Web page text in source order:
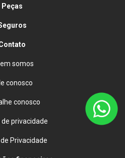
Peças
somos
conosco
conosco
de privacidade
Privacidade